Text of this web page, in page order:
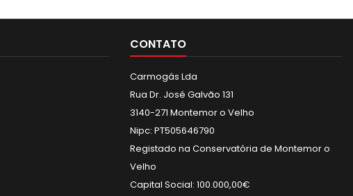
CONTATO
Carmogás Lda
Rua Dr. José Galvão 131
3140-271 Montemor o Velho
Nipc: PT505646790
Registado na Conservatória de Montemor o
Velho
Capital Social: 100.000,00€